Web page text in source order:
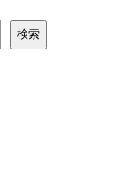
検索